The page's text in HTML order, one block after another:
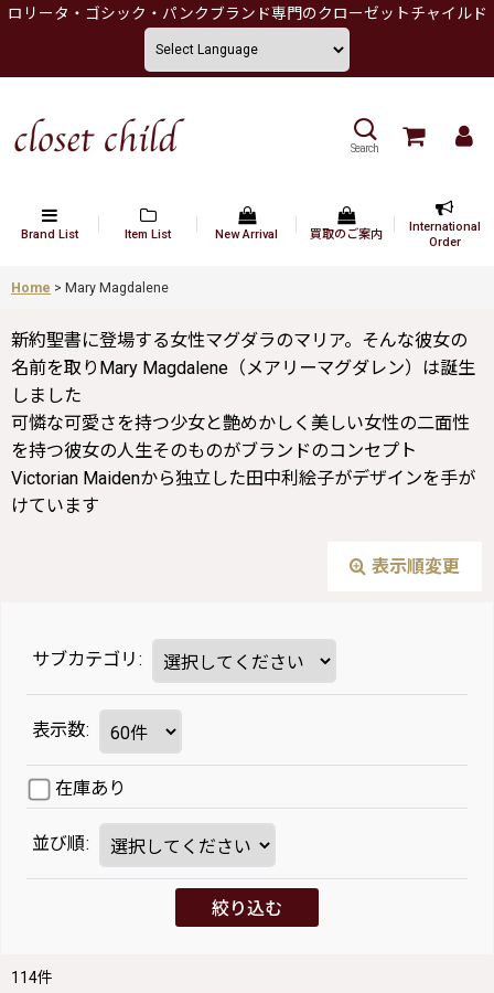
ロリータ・ゴシック・パンクブランド専門のクローゼットチャイルド
Search
Brand List Item List New Arrival 買取のご案内
International
Order
Home > Mary Magdalene
新約聖書に登場する女性マグダラのマリア。そんな彼女の
名前を取りMary Magdalene（メアリーマグダレン）は誕生
しました
可憐な可愛さを持つ少女と艶めかしく美しい女性の二面性
を持つ彼女の人生そのものがブランドのコンセプト
Victorian Maidenから独立した田中利絵子がデザインを手が
けています
表示順変更
サブカテゴリ :
表示数:
在庫あり
並び順:
絞り込む
114件